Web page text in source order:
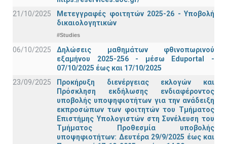
21/10/2025
Μετεγγραφές φοιτητών 2025-26 - Υποβολή
δικαιολογητικών
#Studies
06/10/2025
Δηλώσεις μαθημάτων φθινοπωρινού
εξαμήνου 2025-256 - μέσω Εduportal -
07/10/2025 έως και 17/10/2025
23/09/2025
Προκήρυξη διενέργειας εκλογών και
Πρόσκληση εκδήλωσης ενδιαφέροντος
υποβολής υποψηφιοτήτων για την ανάδειξη
εκπροσώπων των φοιτητών του Τμήματος
Επιστήμης Υπολογιστών στη Συνέλευση του
Τμήματος Προθεσμία υποβολής
υποψηφιοτήτων: Δευτέρα 29/9/2025 έως και